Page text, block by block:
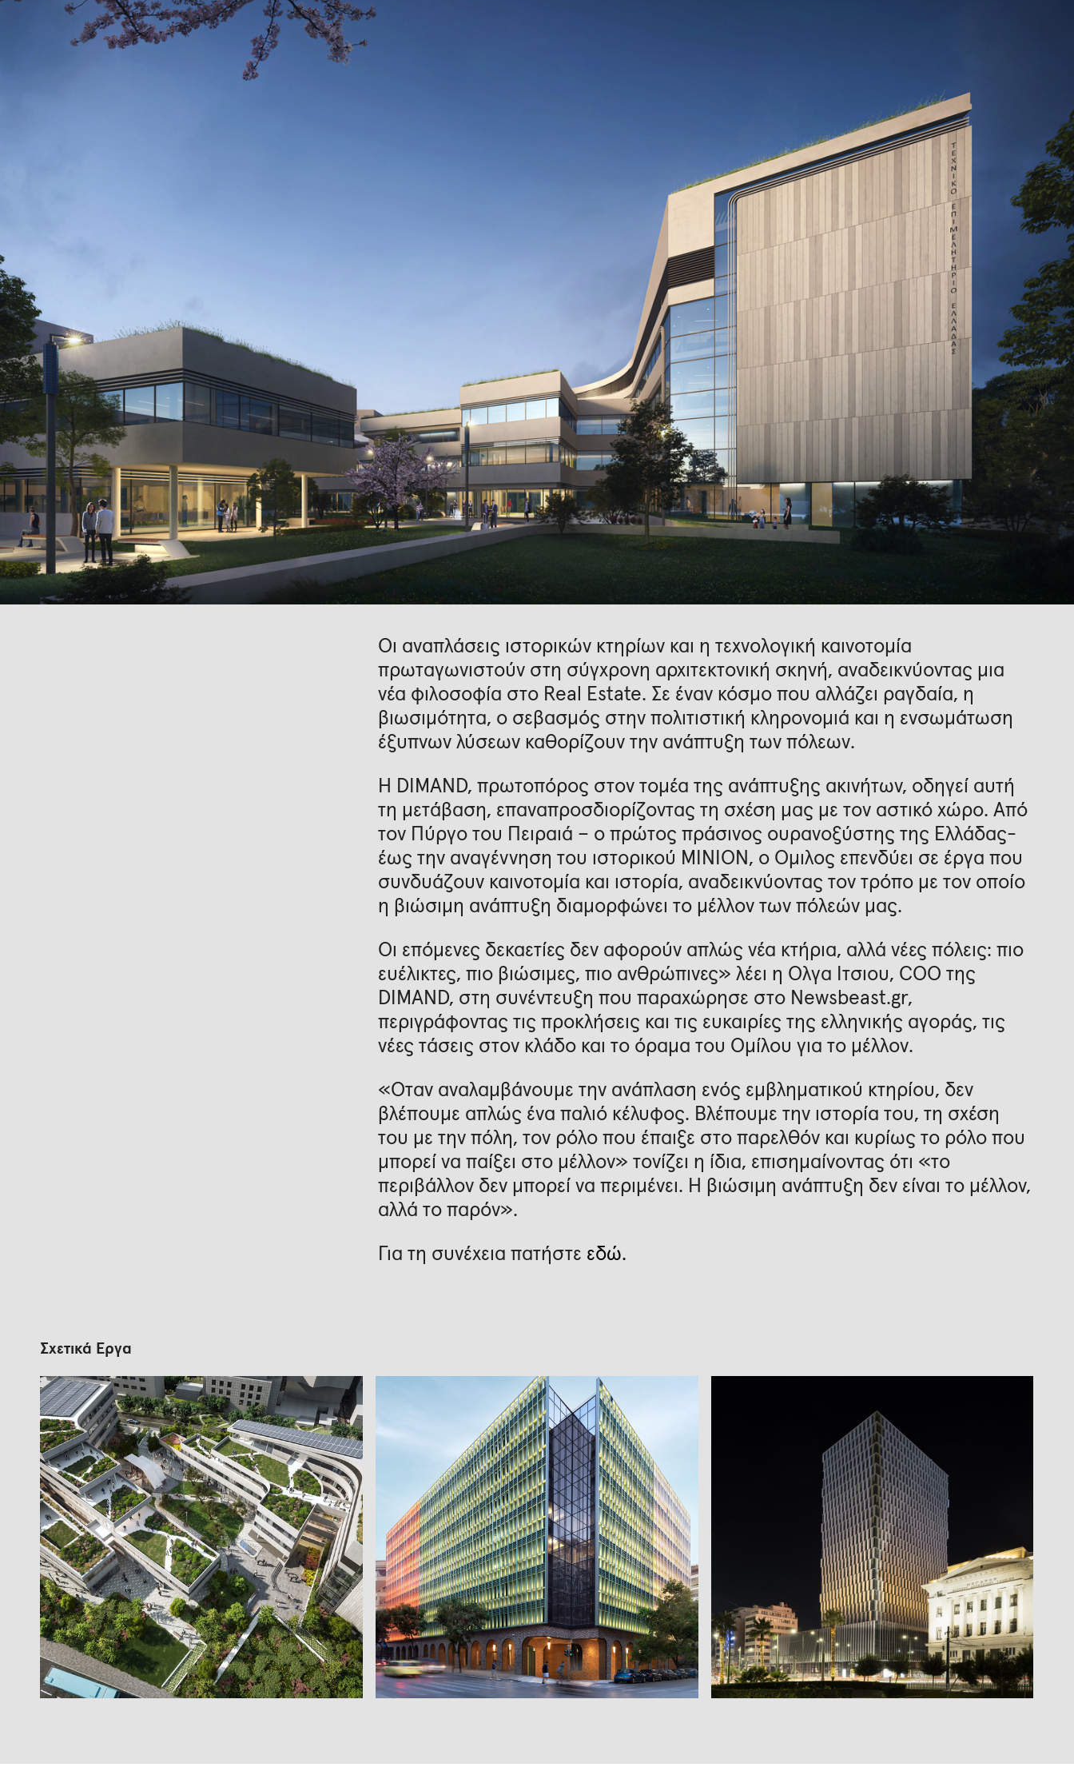
Οι αναπλάσεις ιστορικών κτηρίων και η τεχνολογική καινοτομία
πρωταγωνιστούν στη σύγχρονη αρχιτεκτονική σκηνή, αναδεικνύοντας μια
νέα φιλοσοφία στο Real Estate. Σε έναν κόσμο που αλλάζει ραγδαία, η
βιωσιμότητα, ο σεβασμός στην πολιτιστική κληρονομιά και η ενσωμάτωση
έξυπνων λύσεων καθορίζουν την ανάπτυξη των πόλεων.
Η DIMAND, πρωτοπόρος στον τομέα της ανάπτυξης ακινήτων, οδηγεί αυτή
τη μετάβαση, επαναπροσδιορίζοντας τη σχέση μας με τον αστικό χώρο. Από
τον Πύργο του Πειραιά – ο πρώτος πράσινος ουρανοξύστης της Ελλάδας-
έως την αναγέννηση του ιστορικού MINION, ο Όμιλος επενδύει σε έργα που
συνδυάζουν καινοτομία και ιστορία, αναδεικνύοντας τον τρόπο με τον οποίο
η βιώσιμη ανάπτυξη διαμορφώνει το μέλλον των πόλεών μας.
Οι επόμενες δεκαετίες δεν αφορούν απλώς νέα κτήρια, αλλά νέες πόλεις: πιο
ευέλικτες, πιο βιώσιμες, πιο ανθρώπινες» λέει η Όλγα Ίτσιου, CΟΟ της
DIMAND, στη συνέντευξη που παραχώρησε στο Newsbeast.gr,
περιγράφοντας τις προκλήσεις και τις ευκαιρίες της ελληνικής αγοράς, τις
νέες τάσεις στον κλάδο και το όραμα του Ομίλου για το μέλλον.
«Όταν αναλαμβάνουμε την ανάπλαση ενός εμβληματικού κτηρίου, δεν
βλέπουμε απλώς ένα παλιό κέλυφος. Βλέπουμε την ιστορία του, τη σχέση
του με την πόλη, τον ρόλο που έπαιξε στο παρελθόν και κυρίως το ρόλο που
μπορεί να παίξει στο μέλλον» τονίζει η ίδια, επισημαίνοντας ότι «το
περιβάλλον δεν μπορεί να περιμένει. Η βιώσιμη ανάπτυξη δεν είναι το μέλλον,
αλλά το παρόν».
Για τη συνέχεια πατήστε εδώ.
Σχετικά Έργα